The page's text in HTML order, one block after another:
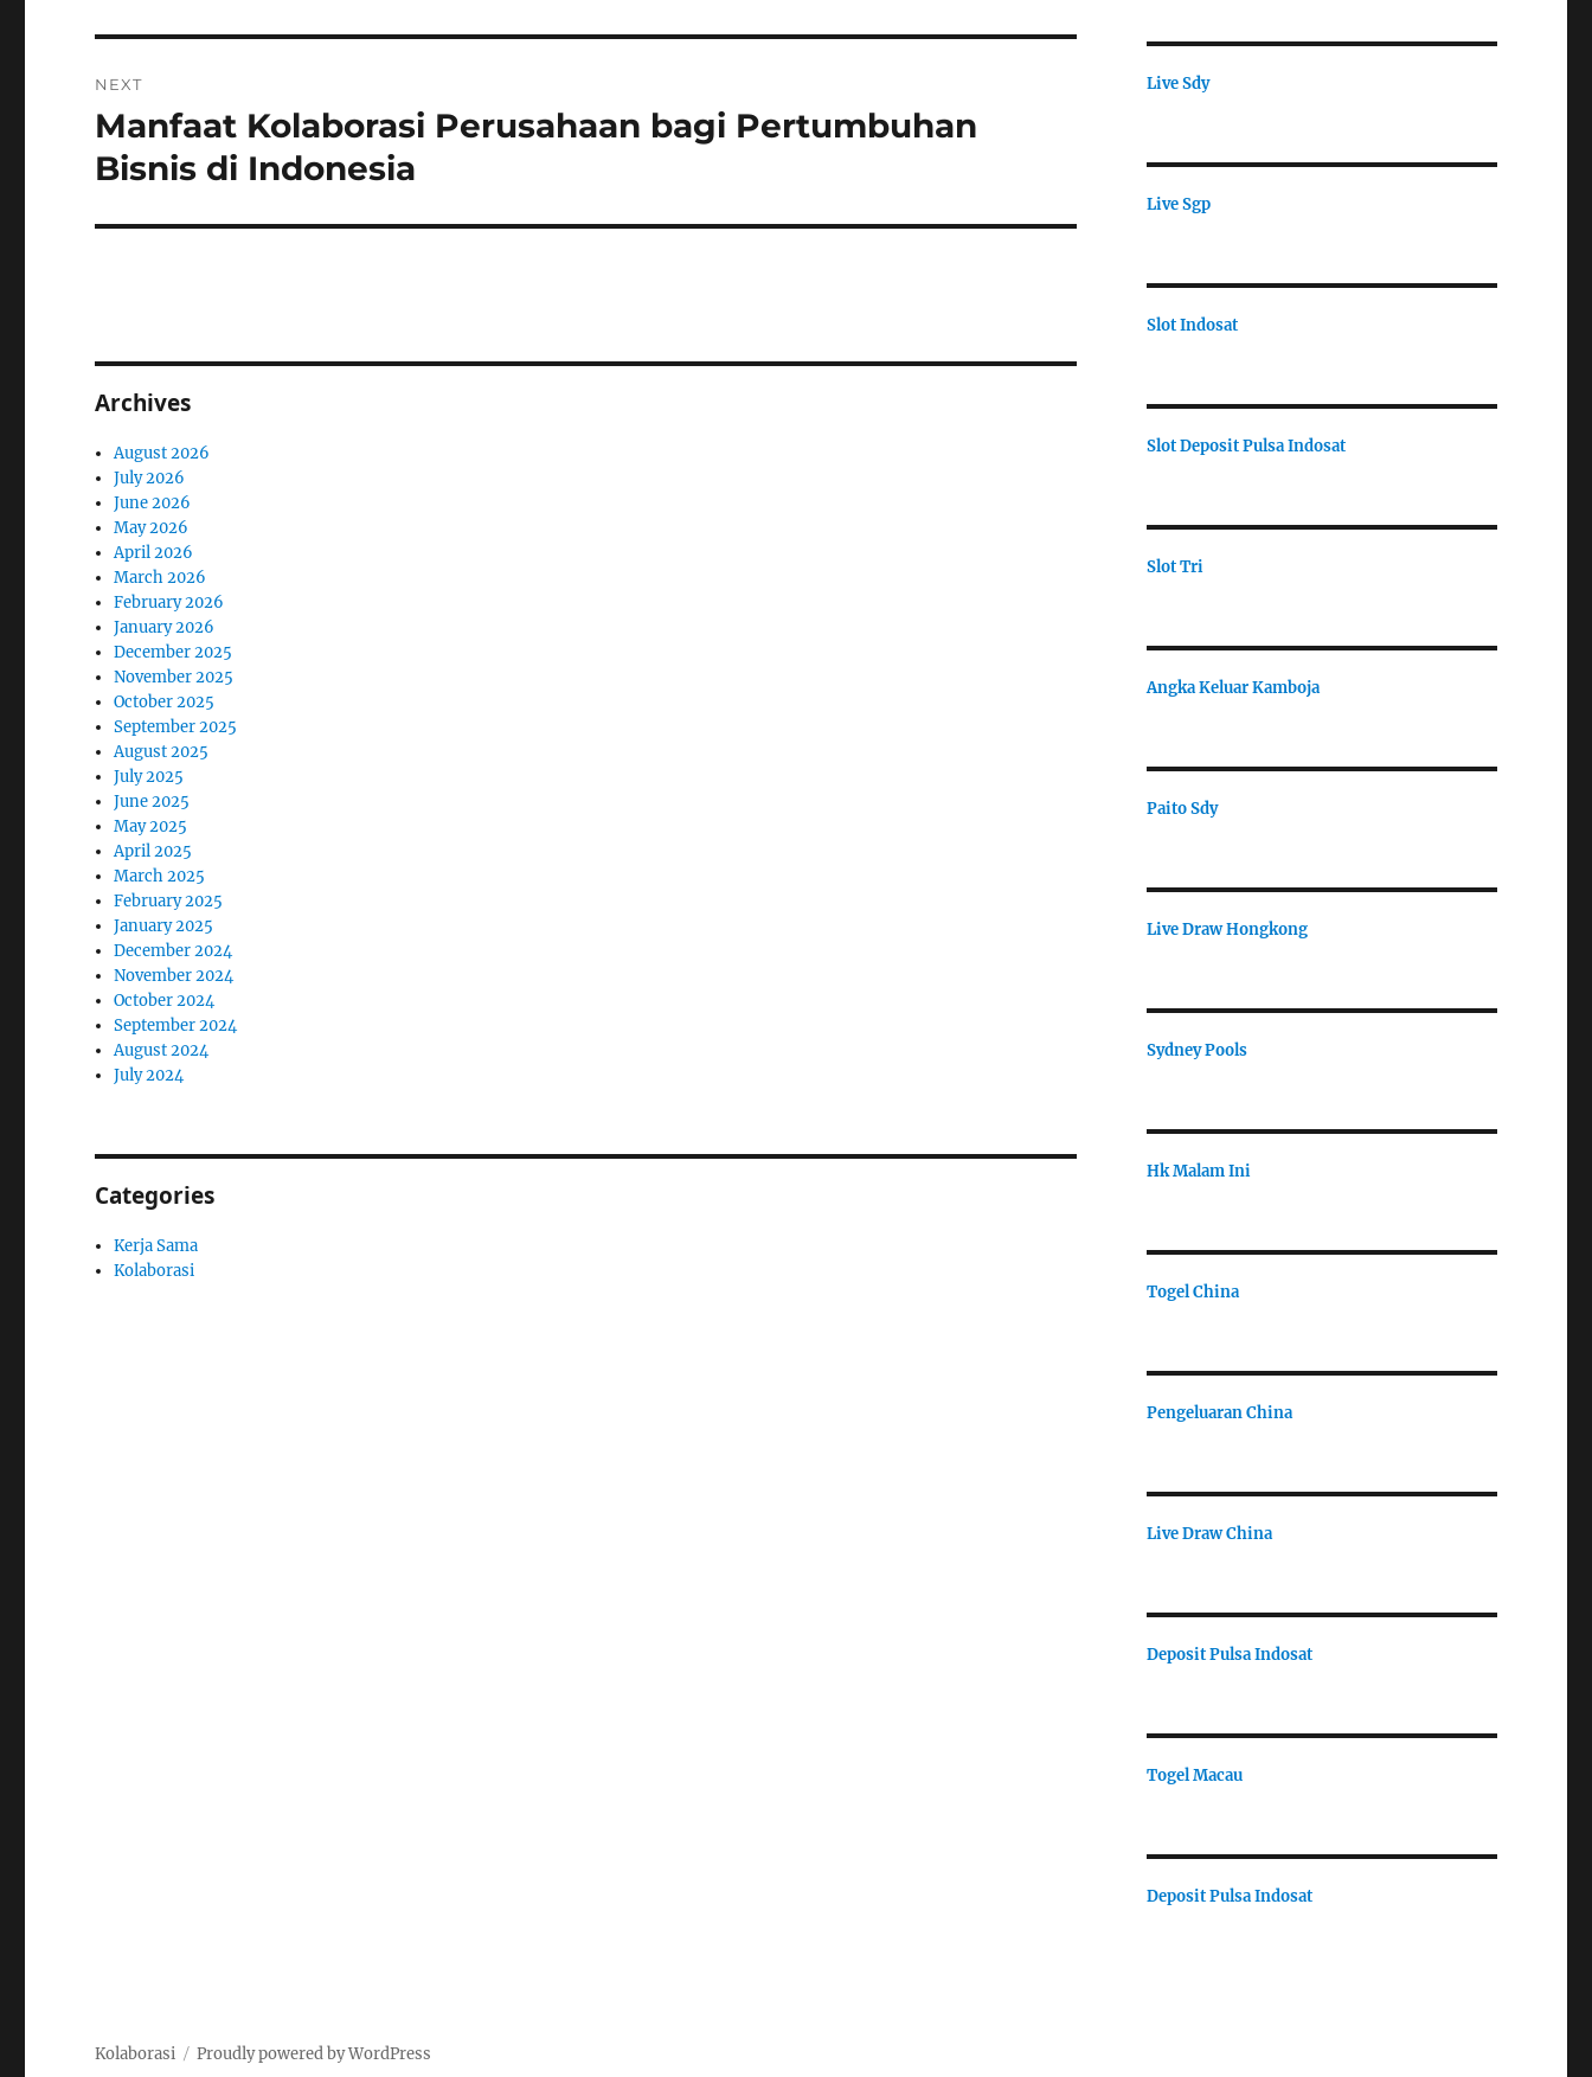
NEXT
Next
post:
Manfaat Kolaborasi Perusahaan bagi Pertumbuhan
Bisnis di Indonesia
Archives
August 2026
July 2026
June 2026
May 2026
April 2026
March 2026
February 2026
January 2026
December 2025
November 2025
October 2025
September 2025
August 2025
July 2025
June 2025
May 2025
April 2025
March 2025
February 2025
January 2025
December 2024
November 2024
October 2024
September 2024
August 2024
July 2024
Categories
Kerja Sama
Kolaborasi
Live Sdy
Live Sgp
Slot Indosat
Slot Deposit Pulsa Indosat
Slot Tri
Angka Keluar Kamboja
Paito Sdy
Live Draw Hongkong
Sydney Pools
Hk Malam Ini
Togel China
Pengeluaran China
Live Draw China
Deposit Pulsa Indosat
Togel Macau
Deposit Pulsa Indosat
Kolaborasi Proudly powered by WordPress